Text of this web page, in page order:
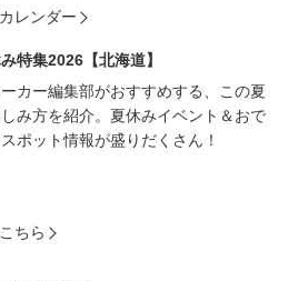
レンダー
特集2026【北海道】
カー編集部がおすすめする、この夏
み方を紹介。夏休みイベント＆おで
ポット情報が盛りだくさん！
ちら